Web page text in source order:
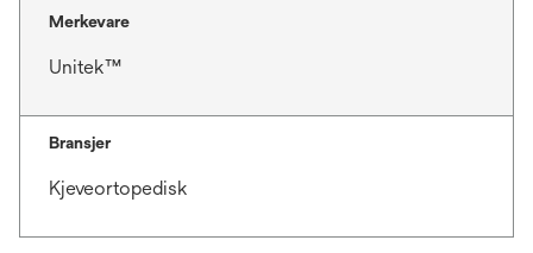
Merkevare
Unitek™
Bransjer
Kjeveortopedisk